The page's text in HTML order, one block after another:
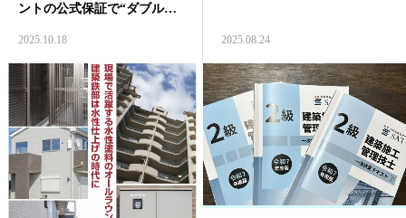
ントの公式保証で“ダブル安
2025.10.18 2025.08.24